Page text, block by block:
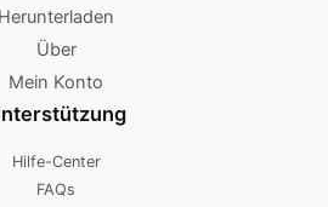
Herunterladen
Über
Mein Konto
Hilfe-Center
FAQs